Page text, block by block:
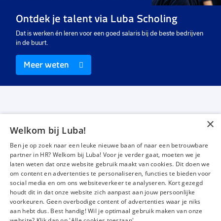
€ 15,89- € 16,71 p.u. € 15,15 -€ 16,00
Ontdek je talent via Luba Scholing
Dat is werken én leren voor een goed salaris bij de beste bedrijven
in de buurt.
Meer weten
Werken bij Luba
Voor werkgevers
Mijn Luba
Contact
InstagramFacebookLinkedIn YouTube
×
Welkom bij Luba!
Ben je op zoek naar een leuke nieuwe baan of naar een betrouwbare
partner in HR? Welkom bij Luba! Voor je verder gaat, moeten we je
laten weten dat onze website gebruik maakt van cookies. Dit doen we
om content en advertenties te personaliseren, functies te bieden voor
social media en om ons websiteverkeer te analyseren. Kort gezegd
houdt dit in dat onze website zich aanpast aan jouw persoonlijke
voorkeuren. Geen overbodige content of advertenties waar je niks
aan hebt dus. Best handig! Wil je optimaal gebruik maken van onze